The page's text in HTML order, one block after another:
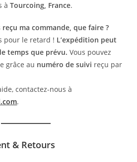
àTourcoing, France.
reçu ma commande, que faire ?
pour le retard ! L’expédition peut
temps que prévu. Vous pouvez
grâce au numéro de suivi reçu par
contactez-nous à
.
& Retours